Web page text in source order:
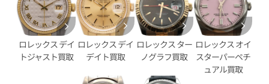
時点の参考買取価格です
参考買取価格
2,890,000円
※2025年11月時点の参考買取
ロレックス デイ
トジャスト買取
ロレックス デイ
デイト買取
ロレックス ター
ノグラフ買取
ロレックス オイ
スターパーペチ
ュアル買取